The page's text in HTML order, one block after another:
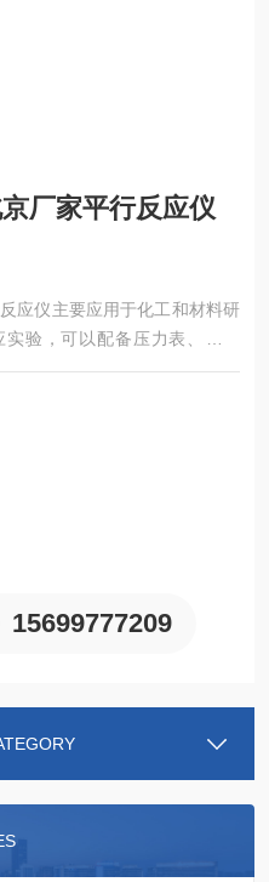
厂家平行反应仪
应仪主要应用于化工和材料研
验，可以配备压力表、进气
程进样口等。同时进气，同时
15699777209